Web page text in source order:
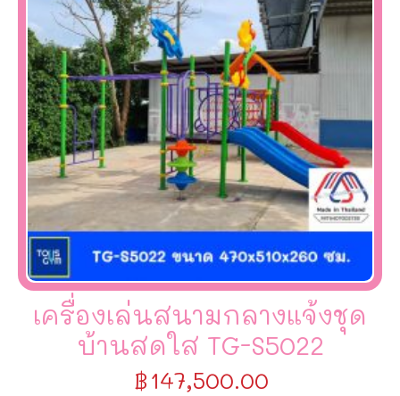
เครื่องเล่นสนามกลางแจ้งชุด
บ้านสดใส TG-S5022
฿147,500.00